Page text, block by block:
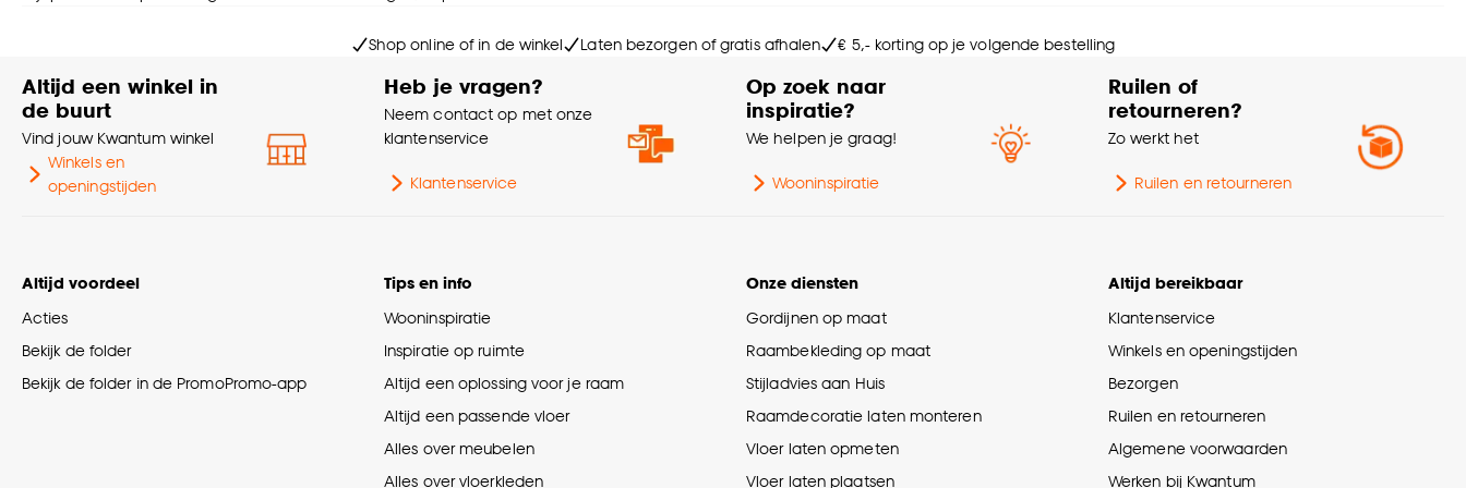
Aantal stuks 1 Stk
0.149 Kg
Shop online of in de winkel Laten bezorgen of gratis afhalen € 5,- korting op je volgende bestelling
Altijd een winkel in
de buurt
Vind jouw Kwantum winkel
Winkels en
openingstijden
Heb je vragen?
Neem contact op met onze
klantenservice
Klantenservice
Op zoek naar
inspiratie?
We helpen je graag!
Wooninspiratie
Ruilen of
retourneren?
Zo werkt het
Ruilen en retourneren
Altijd voordeel
Acties
Bekijk de folder
Bekijk de folder in de PromoPromo-app
Tips en info
Wooninspiratie
Inspiratie op ruimte
Altijd een oplossing voor je raam
Altijd een passende vloer
Alles over meubelen
Alles over vloerkleden
Onze diensten
Gordijnen op maat
Raambekleding op maat
Stijladvies aan Huis
Raamdecoratie laten monteren
Vloer laten opmeten
Vloer laten plaatsen
Altijd bereikbaar
Klantenservice
Winkels en openingstijden
Bezorgen
Ruilen en retourneren
Algemene voorwaarden
Werken bij Kwantum